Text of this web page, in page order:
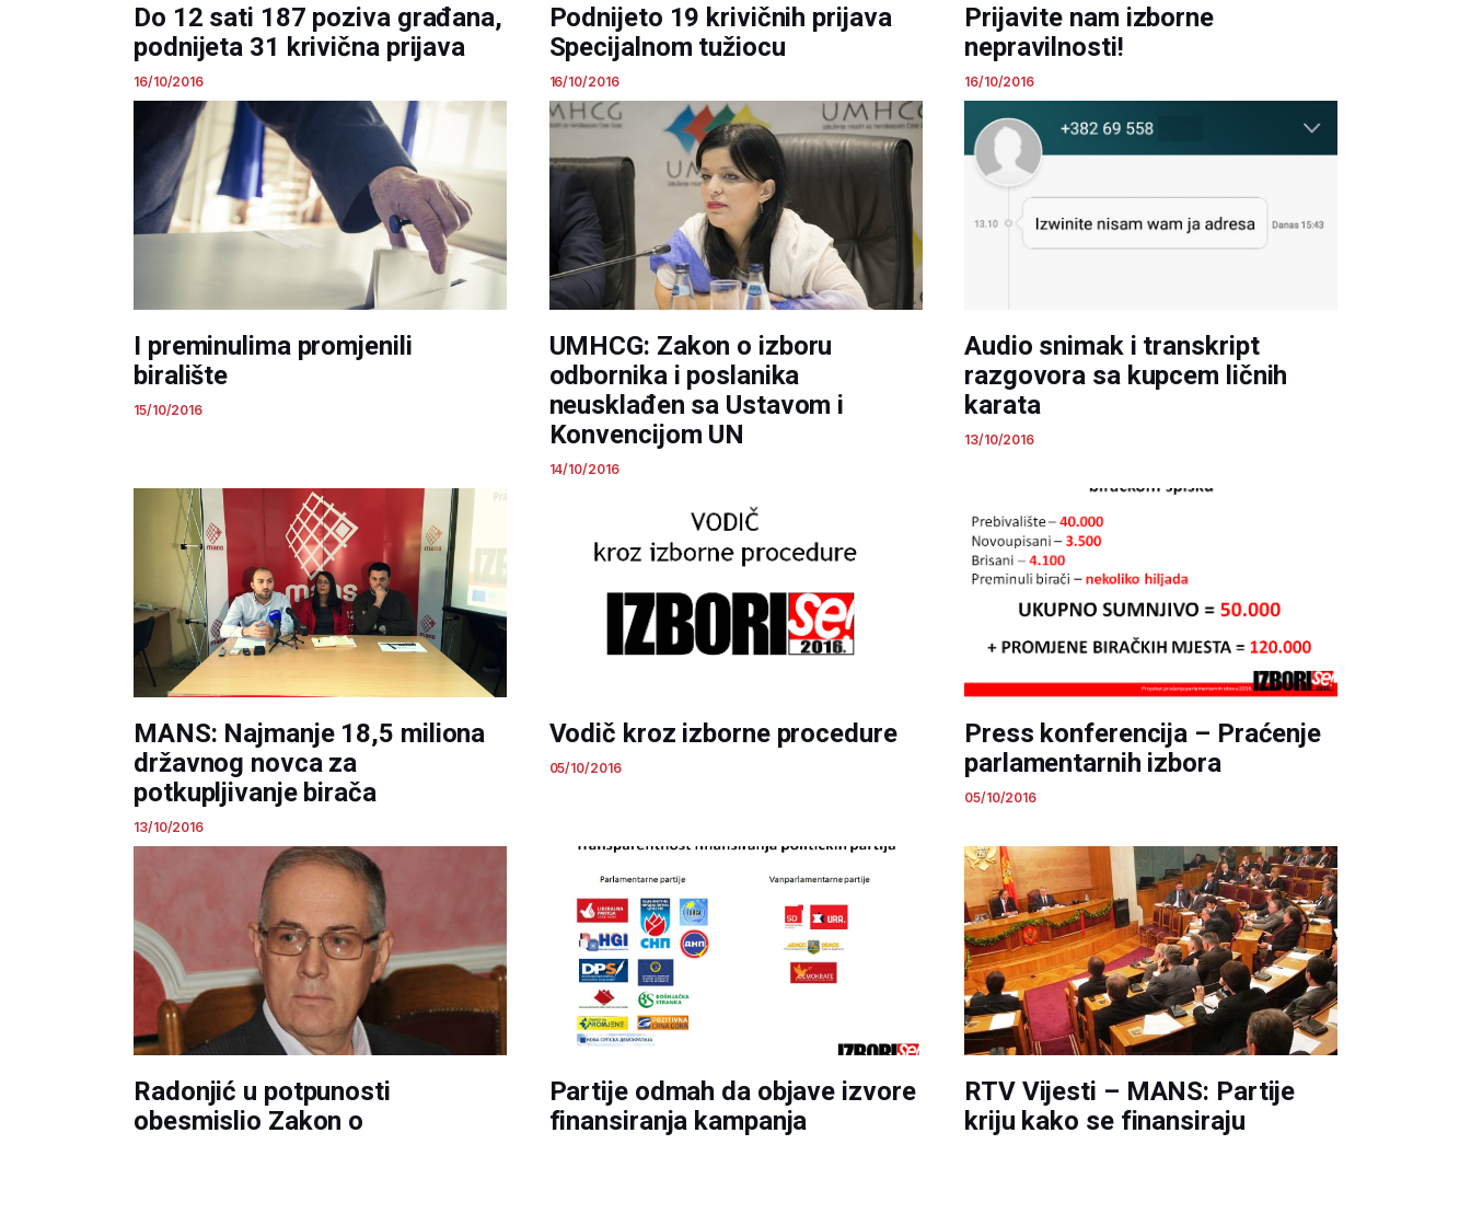
Do 12 sati 187 poziva građana,
podnijeta 31 krivična prijava
16/10/2016
Podnijeto 19 krivičnih prijava
Specijalnom tužiocu
16/10/2016
Prijavite nam izborne
nepravilnosti!
16/10/2016
I preminulima promjenili
biralište
15/10/2016
UMHCG: Zakon o izboru
odbornika i poslanika
neusklađen sa Ustavom i
Konvencijom UN
14/10/2016
Audio snimak i transkript
razgovora sa kupcem ličnih
karata
13/10/2016
MANS: Najmanje 18,5 miliona
državnog novca za
potkupljivanje birača
13/10/2016
Vodič kroz izborne procedure
05/10/2016
Press konferencija – Praćenje
parlamentarnih izbora
05/10/2016
Radonjić u potpunosti
obesmislio Zakon o
Partije odmah da objave izvore
finansiranja kampanja
RTV Vijesti – MANS: Partije
kriju kako se finansiraju